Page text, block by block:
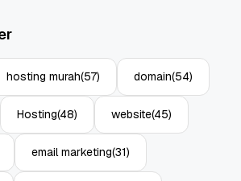
hosting murah(57) domain(54)
Hosting(48) website(45)
email marketing(31)